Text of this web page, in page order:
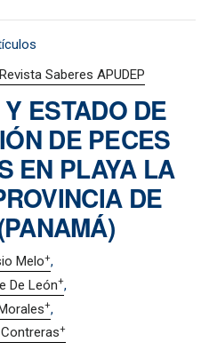
Saberes APUDEP
ESTADO DE
DE PECES
EN PLAYA LA
DE
Melo+
De León+
+
+